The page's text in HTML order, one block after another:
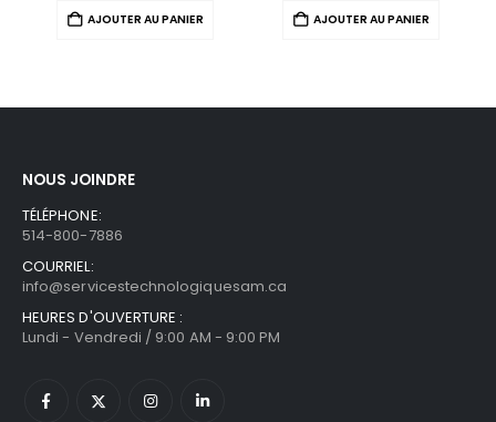
AJOUTER AU PANIER AJOUTER AU PANIER
NOUS JOINDRE
TÉLÉPHONE:
514-800-7886
COURRIEL:
info@servicestechnologiquesam.ca
HEURES D'OUVERTURE :
Lundi - Vendredi / 9:00 AM - 9:00 PM